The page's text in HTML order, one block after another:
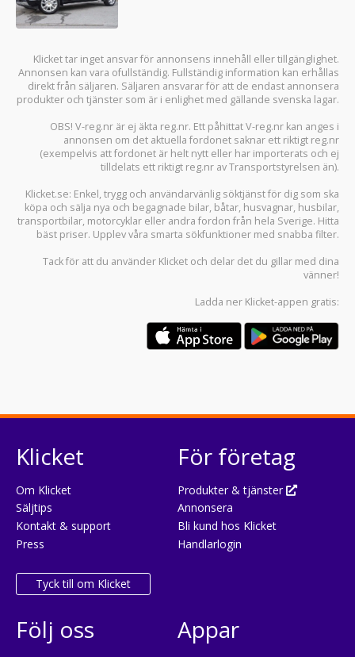
Klicket tar inget ansvar för annonsens innehåll eller tillgänglighet.
Annonsen kan vara ofullständig. Fullständig information kan erhållas
direkt från säljaren. Säljaren ansvarar för att de endast annonsera
produkter och tjänster som är i enlighet med gällande svenska lagar.
OBS! V-reg.nr är ej äkta reg.nr. Ett påhittat V-reg.nr kan anges i
annonsen om det aktuella fordonet saknar ett riktigt reg.nr
(exempelvis att fordonet är helt nytt eller har importerats och ej
tilldelats ett riktigt reg.nr av Transportstyrelsen än).
Klicket.se: Enkel, trygg och användarvänlig söktjänst för dig som ska
köpa och sälja nya och begagnade bilar, båtar, husvagnar, husbilar,
transportbilar, motorcyklar eller andra fordon från hela Sverige. Hitta
bäst priser. Upplev våra smarta sökfunktioner med snabba filter.
Tack för att du använder Klicket och delar det du gillar med dina
vänner!
Ladda ner Klicket-appen gratis:
Klicket
Om Klicket
Säljtips
Kontakt & support
Press
Tyck till om Klicket
För företag
Produkter & tjänster
Annonsera
Bli kund hos Klicket
Handlarlogin
Följ oss Appar